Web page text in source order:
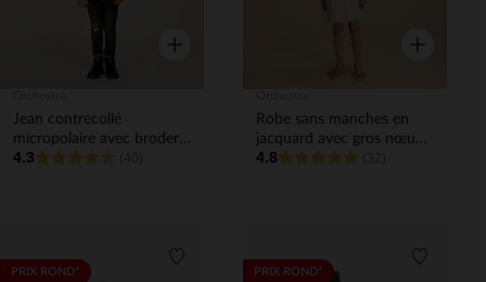
Aperçu rapide
Jean contrecollé
micropolaire avec broderie
Minnie Disney fille
4.3
Aperçu
Robe sans manches en
jacquard avec gros nœud
fille
4.8
PRIX ROND* Liste de souhaits
PRIX ROND*